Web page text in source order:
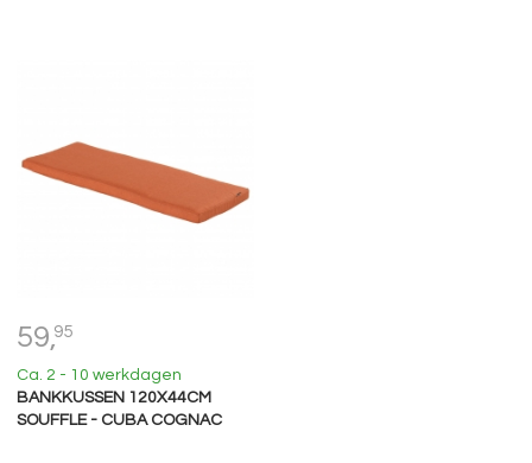
59,95
Ca. 2 - 10 werkdagen
BANKKUSSEN 120X44CM
SOUFFLE - CUBA COGNAC